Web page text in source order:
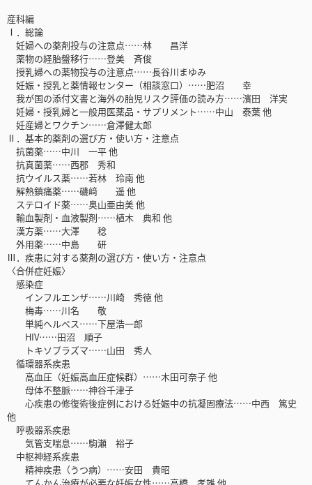
産科編
Ⅰ．総論
妊婦への薬剤投与の注意点……林 昌洋
薬物の経胎盤移行……登美 斉俊
授乳婦への薬物投与の注意点……長谷川まゆみ
妊娠・授乳と薬情報センター（相談窓口）……肥沼 幸
我が国の添付文書と海外の胎児リスク評価の読み方……濱田 洋実
妊婦・授乳婦と一般用医薬品・サプリメント……中山 泰葉 他
妊産婦とワクチン……倉澤健太郎
Ⅱ．基本的薬剤の選び方・使い方・注意点
抗菌薬……中川 一平 他
抗真菌薬……西郡 秀和
抗ウイルス薬……若林 玲南 他
解熱鎮痛薬……磯﨑 遥 他
ステロイド薬……奥山亜由美 他
輸血製剤・血液製剤……植木 典和 他
漢方薬……大澤 稔
外用薬……中島 研
Ⅲ．疾患に対する薬剤の選び方・使い方・注意点
〈合併症妊娠〉
感染症
インフルエンザ……川崎 秀徳 他
梅毒……川名 敬
単純ヘルペス……下屋浩一郎
HIV……田沼 順子
トキソプラズマ……山田 秀人
循環器系疾患
高血圧（妊娠高血圧症候群）……木田可奈子 他
母体不整脈……神谷千津子
心疾患の修復術後症例における妊娠中の抗凝固療法……中西 篤史
他
呼吸器系疾患
気管支喘息……駒瀬 裕子
中枢神経系疾患
精神疾患（うつ病）……安田 貴昭